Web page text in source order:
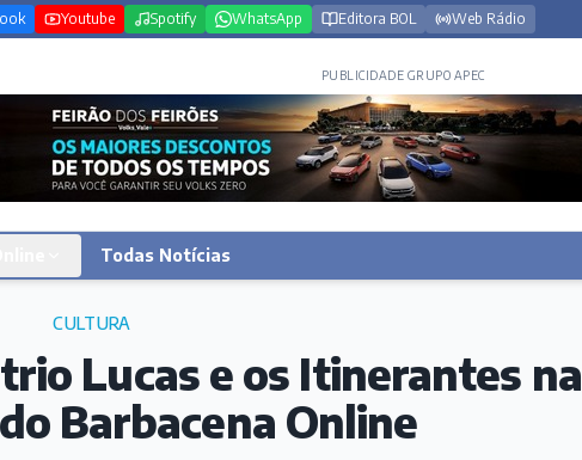
Youtube Spotify WhatsApp Editora BOL Web Rádio
PUBLICIDADE GRUPO APEC
Todas Notícias
CULTURA
Lucas e os Itinerantes na
Barbacena Online